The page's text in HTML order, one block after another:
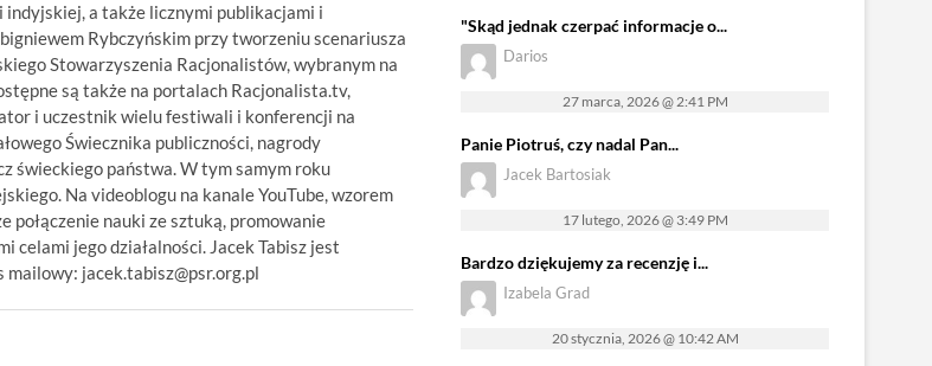
a także licznymi publikacjami i
Rybczyńskim przy tworzeniu scenariusza
Stowarzyszenia Racjonalistów, wybranym na
są także na portalach Racjonalista.tv,
i uczestnik wielu festiwali i konferencji na
Świecznika publiczności, nagrody
świeckiego państwa. W tym samym roku
Na videoblogu na kanale YouTube, wzorem
połączenie nauki ze sztuką, promowanie
celami jego działalności. Jacek Tabisz jest
jacek.tabisz@psr.org.pl
"Skąd jednak czerpać informacje o...
Darios
27 marca, 2026 @ 2:41 PM
Panie Piotruś, czy nadal Pan...
Jacek Bartosiak
17 lutego, 2026 @ 3:49 PM
Bardzo dziękujemy za recenzję i...
Izabela Grad
20 stycznia, 2026 @ 10:42 AM